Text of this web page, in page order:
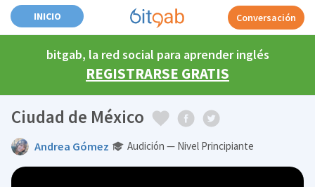
INICIO Conversación
bitgab, la red social para aprender inglés
REGISTRARSE GRATIS
Ciudad de México
Andrea Gómez Audición — Nivel Principiante